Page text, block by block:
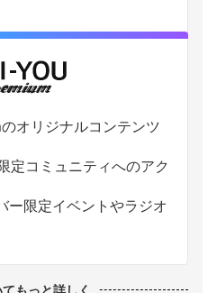
オリジナルコンテンツ
定コミュニティへのアク
ー限定イベントやラジオ
もっと詳しく